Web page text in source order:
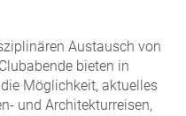
Austausch von
bieten in
Möglichkeit, aktuelles
und Architekturreisen,